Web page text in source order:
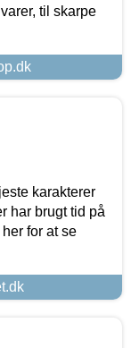
til skarpe
karakterer
har brugt tid på
for at se